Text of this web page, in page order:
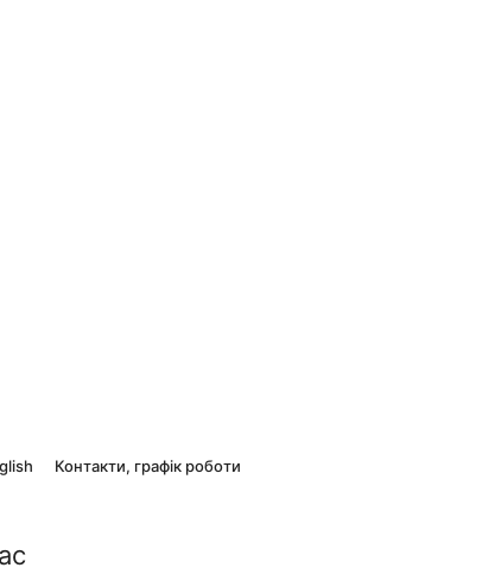
Контакти, графік роботи